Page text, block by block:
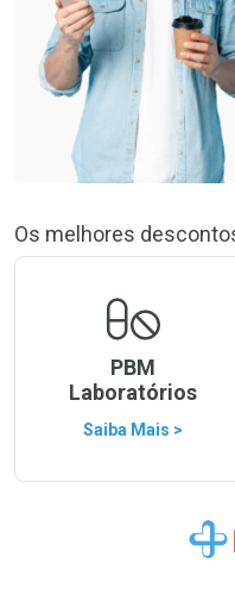
Os melhores
PBM
Laboratórios
Saiba Mais >
Ir